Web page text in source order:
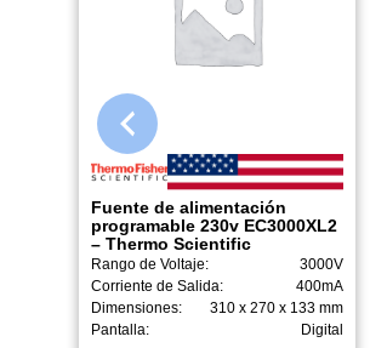
Fuente de alimentación
programable 230v EC3000XL2
– Thermo Scientific
Rango de Voltaje:
3000V
Corriente de Salida:
400mA
Dimensiones:
310 x 270 x 133 mm
Pantalla:
Digital